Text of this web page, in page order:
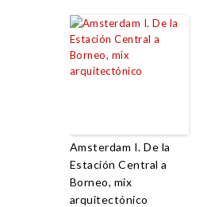
Amsterdam I. De la
Estación Central a
Borneo, mix
arquitectónico